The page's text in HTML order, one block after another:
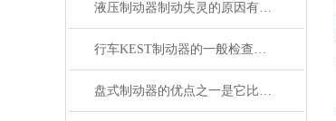
液压制动器制动失灵的原因有哪些呢？
行车KEST制动器的一般检查你会做了吗？
盘式制动器的优点之一是它比传统的鼓式制动器更为高效